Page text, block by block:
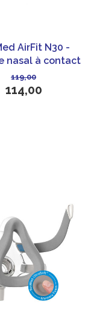
AirFit N30 -
nasal à contact
minimum
119,00
114,00